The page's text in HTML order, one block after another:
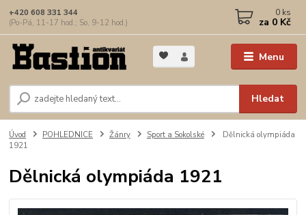
Menu
Hledat
+420 608 331 344
(Po-Pá, 11-17 hod.; So, 9-12 hod.)
0 ks
za 0 Kč
Úvod POHLEDNICE Žánry Sport a Sokolské
Dělnická olympiáda
1921
Dělnická olympiáda 1921